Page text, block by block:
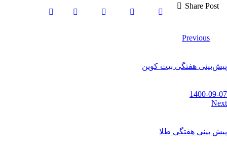
Share Post
Previous
پیش‌بینی هفتگی بیت کوین
1400-09-07
Next
پیش بینی هفتگی طلا